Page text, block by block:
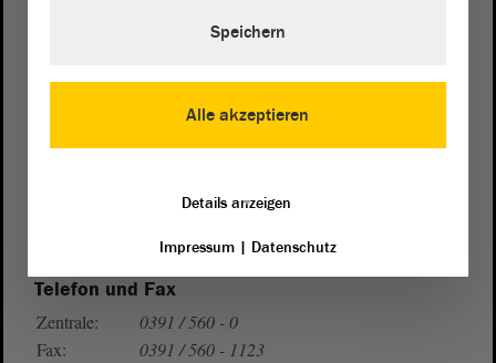
Landtagvon Sachsen-Anhalt
Wegbeschreibung
Telefon und Fax
Zentrale:
0391 / 560 - 0
Fax:
0391 / 560 - 1123
Alle akzeptieren
Speichern
Details anzeigen
Impressum| Datenschutz